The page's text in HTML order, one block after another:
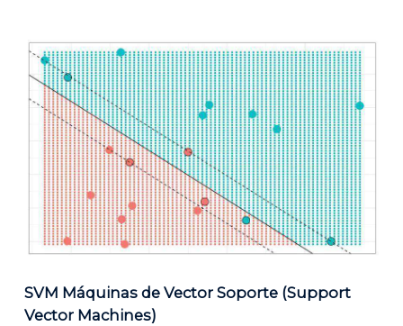
SVM Máquinas de Vector Soporte (Support
Vector Machines)